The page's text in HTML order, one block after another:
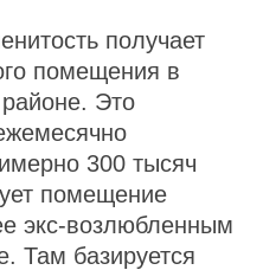
получает
помещения в
Это
300 тысяч
помещение
экс-возлюбленным
Там базируется